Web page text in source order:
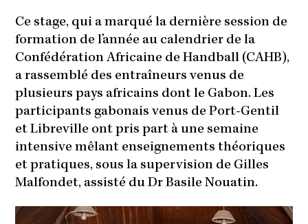
Ce stage, qui a marqué la dernière session de
formation de l’année au calendrier de la
Confédération Africaine de Handball (CAHB),
a rassemblé des entraîneurs venus de
plusieurs pays africains dont le Gabon. Les
participants gabonais venus de Port-Gentil
et Libreville ont pris part à une semaine
intensive mêlant enseignements théoriques
et pratiques, sous la supervision de Gilles
Malfondet, assisté du Dr Basile Nouatin.